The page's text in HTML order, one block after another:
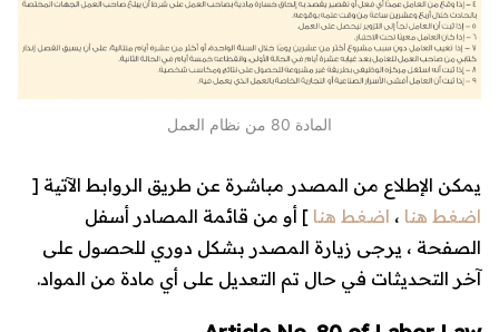
المادة 80 من نظام العمل
يمكن الإطلاع من المصدر مباشرة عن طريق الروابط الآتية [
اضغط هنا ، اضغط هنا ] أو من قائمة المصادر أسفل
الصفحة ، يرجى زيارة المصدر بشكل دوري للحصول على
آخر التحديثات في حال تم التعديل على أي مادة من المواد.